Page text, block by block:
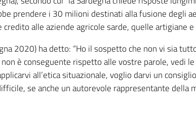
prendere i 30 milioni destinati alla fusione degli
alle aziende agricole sarde, quelle artigiane
2020) ha detto: “Ho il sospetto che non vi sia
è conseguente rispetto alle vostre parole, vedi
all’etica situazionale, voglio darvi un
se anche un autorevole rappresentante della